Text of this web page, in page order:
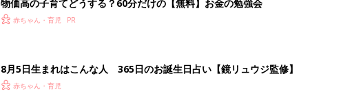
物価高の子育てどうする？60分だけの【無料】お金の勉強会
赤ちゃん・育児
8月5日生まれはこんな人 365日のお誕生日占い【鏡リュウジ監修】
赤ちゃん・育児